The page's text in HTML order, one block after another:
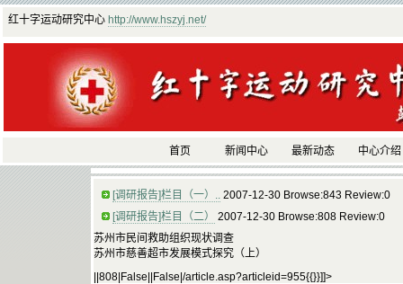
红十字运动研究中心 http://www.hszyj.net/
首页 新闻中心 最新动态 中心介绍
[调研报告]栏目（一）.. 2007-12-30 Browse:843 Review:0
[调研报告]栏目（二）
2007-12-30 Browse:808 Review:0
苏州市民间救助组织现状调查
苏州市慈善超市发展模式探究（上）
||808|False||False|/article.asp?articleid=955{{}}]]>